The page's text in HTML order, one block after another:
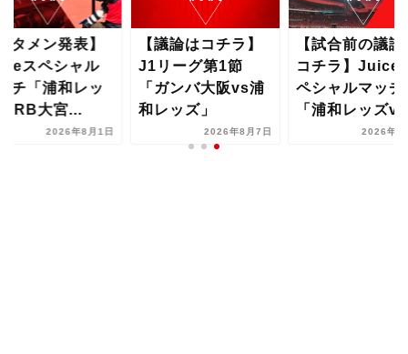
タメン発表】
スペシャル
チ「浦和レッ
大宮...
2026年8月1日
【議論はコチラ】
J1リーグ第1節
「ガンバ大阪vs浦
和レッズ」
2026年8月7日
【試合前の議論
コチラ】Juice
ペシャルマッチ
「浦和レッズ
2026年8